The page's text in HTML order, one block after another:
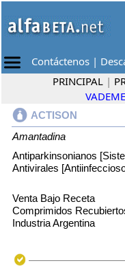
Contáctenos |
PRINCIPAL |
ACTISON
Amantadina
Antiparkinsonianos
Antivirales
Venta Bajo Receta
Comprimidos
Industria Argentina